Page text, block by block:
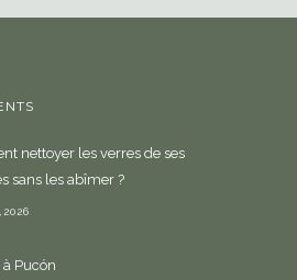
nettoyer les verres de ses
sans les abîmer ?
Pucón